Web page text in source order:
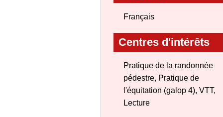
Français
Centres d'intérêts
Pratique de la randonnée
pédestre, Pratique de
l'équitation (galop 4), VTT,
Lecture